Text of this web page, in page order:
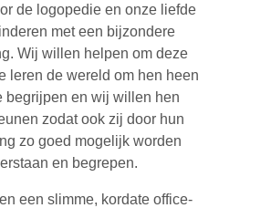
de logopedie en onze liefde
met een bijzondere
Wij willen helpen om deze
leren de wereld om hen heen
begrijpen en wij willen hen
zodat ook zij door hun
zo goed mogelijk worden
en begrepen.
een slimme, kordate office-